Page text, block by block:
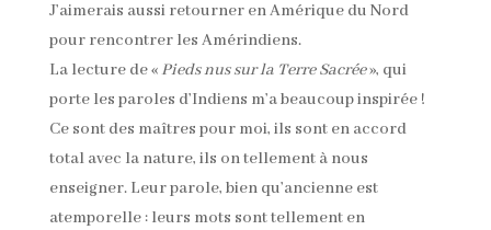
J’aimerais aussi retourner en Amérique du Nord
pour rencontrer les Amérindiens.
La lecture de «Pieds nus sur la Terre Sacrée», qui
porte les paroles d’Indiens m’a beaucoup inspirée !
Ce sont des maîtres pour moi, ils sont en accord
total avec la nature, ils on tellement à nous
enseigner. Leur parole, bien qu’ancienne est
atemporelle : leurs mots sont tellement en